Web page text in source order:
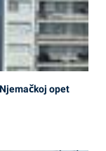
opet